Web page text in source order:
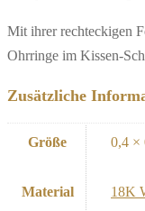
Mit ihrer rechteckigen
Ohrringe im Kissen-
Zusätzliche
Größe 0,4 ×
Material 18K